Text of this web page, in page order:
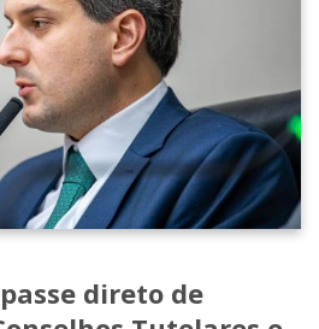
direto de